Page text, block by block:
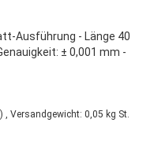
Ausführung - Länge 40
± 0,001 mm -
, Versandgewicht: 0,05 kg St.